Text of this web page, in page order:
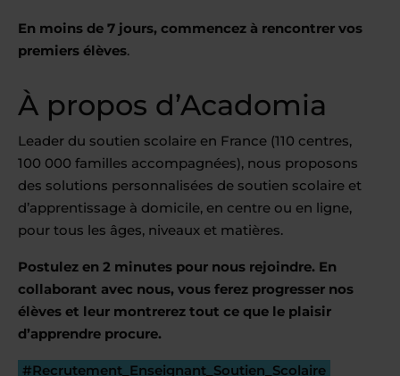
En moins de 7 jours, commencez à rencontrer vos
premiers élèves.
À propos d’Acadomia
Leader du soutien scolaire en France (110 centres,
100 000 familles accompagnées), nous proposons
des solutions personnalisées de soutien scolaire et
d’apprentissage à domicile, en centre ou en ligne,
pour tous les âges, niveaux et matières.
Postulez en 2 minutes pour nous rejoindre. En
collaborant avec nous, vous ferez progresser nos
élèves et leur montrerez tout ce que le plaisir
d’apprendre procure.
#Recrutement_Enseignant_Soutien_Scolaire